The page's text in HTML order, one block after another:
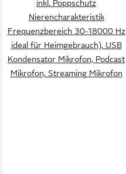
inkl. Poppschutz
Nierencharakteristik
Frequenzbereich 30-18000 Hz
ideal für Heimgebrauch), USB
Kondensator Mikrofon, Podcast
Mikrofon, Streaming Mikrofon